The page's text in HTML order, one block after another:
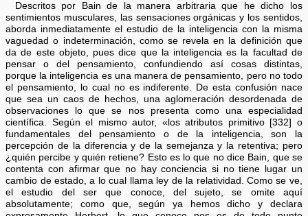
Descritos por Bain de la manera arbitraria que he dicho los
sentimientos musculares, las sensaciones orgánicas y los sentidos,
aborda inmediatamente el estudio de la inteligencia con la misma
vaguedad o indeterminación, como se revela en la definición que
da de este objeto, pues dice que la inteligencia es la facultad de
pensar o del pensamiento, confundiendo así cosas distintas,
porque la inteligencia es una manera de pensamiento, pero no todo
el pensamiento, lo cual no es indiferente. De esta confusión nace
que sea un caos de hechos, una aglomeración desordenada de
observaciones lo que se nos presenta como una especialidad
científica. Según el mismo autor, «los atributos primitivo [332] o
fundamentales del pensamiento o de la inteligencia, son la
percepción de la diferencia y de la semejanza y la retentiva; pero
¿quién percibe y quién retiene? Esto es lo que no dice Bain, que se
contenta con afirmar que no hay conciencia si no tiene lugar un
cambio de estado, a lo cual llama ley de la relatividad. Como se ve,
el estudio del ser que conoce, del sujeto, se omite aquí
absolutamente; como que, según ya hemos dicho y declara